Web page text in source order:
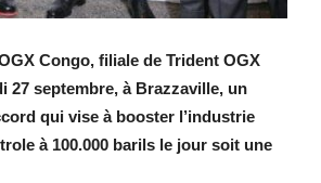
Congo, filiale de Trident OGX
27 septembre, à Brazzaville, un
qui vise à booster l’industrie
à 100.000 barils le jour soit une